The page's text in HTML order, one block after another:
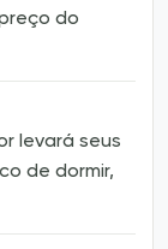
do
levará seus
de dormir,